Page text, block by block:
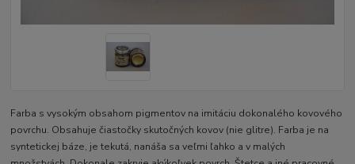
Farba s vysokým obsahom pigmentov na imitáciu dokonalého kovového
povrchu. Obsahuje čiastočky skutočných kovov (nie glitre). Farba je na
syntetickej báze, je tekutá, nanáša sa veľmi ľahko a v malých